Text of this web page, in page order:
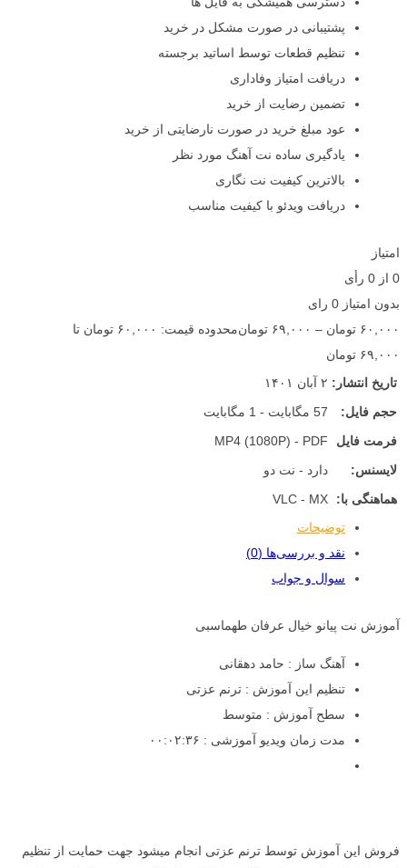
پشتیبانی در صورت مشکل در خرید
تنظیم قطعات توسط اساتید برجسته
دریافت امتیاز وفاداری
تضمین رضایت از خرید
عود مبلغ خرید در صورت نارضایتی از خرید
یادگیری ساده نت آهنگ مورد نظر
بالاترین کیفیت نت نگاری
دریافت ویدئو با کیفیت مناسب
امتیاز
0 از 0 رأی
بدون امتیاز 0 رای
۶۰,۰۰۰ تومان – ۶۹,۰۰۰ تومان
محدوده قیمت: ۶۰,۰۰۰ تومان تا
۶۹,۰۰۰ تومان
تاریخ انتشار: ۲ آبان ۱۴۰۱
حجم فایل:
57 مگابایت - 1 مگابایت
فرمت فایل
MP4 (1080P) - PDF
لایسنس:
دارد - نت دو
هماهنگی با:
VLC - MX
توضیحات
نقد و بررسی‌ها (0)
سوال و جواب
آموزش نت پیانو خیال عرفان طهماسبی
آهنگ ساز : حامد دهقانی
تنظیم این آموزش : ترنم عزتی
سطح آموزش : متوسط
مدت زمان ویدیو آموزشی : ۰۰:۰۲:۳۶
فروش این آموزش توسط ترنم عزتی انجام میشود جهت حمایت از تنظیم